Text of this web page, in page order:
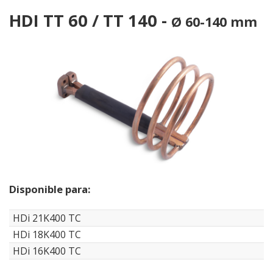
HDI TT 60 / TT 140 - Ø 60-140 mm
Disponible para:
HDi 21K400 TC
HDi 18K400 TC
HDi 16K400 TC